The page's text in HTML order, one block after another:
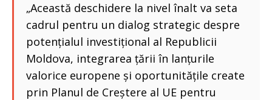
„Această deschidere la nivel înalt va seta
cadrul pentru un dialog strategic despre
potențialul investițional al Republicii
Moldova, integrarea țării în lanțurile
valorice europene și oportunitățile create
prin Planul de Creștere al UE pentru